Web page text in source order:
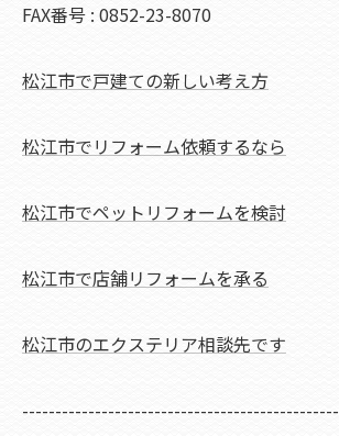
FAX番号 : 0852-23-8070
松江市で戸建ての新しい考え方
松江市でリフォーム依頼するなら
松江市でペットリフォームを検討
松江市で店舗リフォームを承る
松江市のエクステリア相談先です